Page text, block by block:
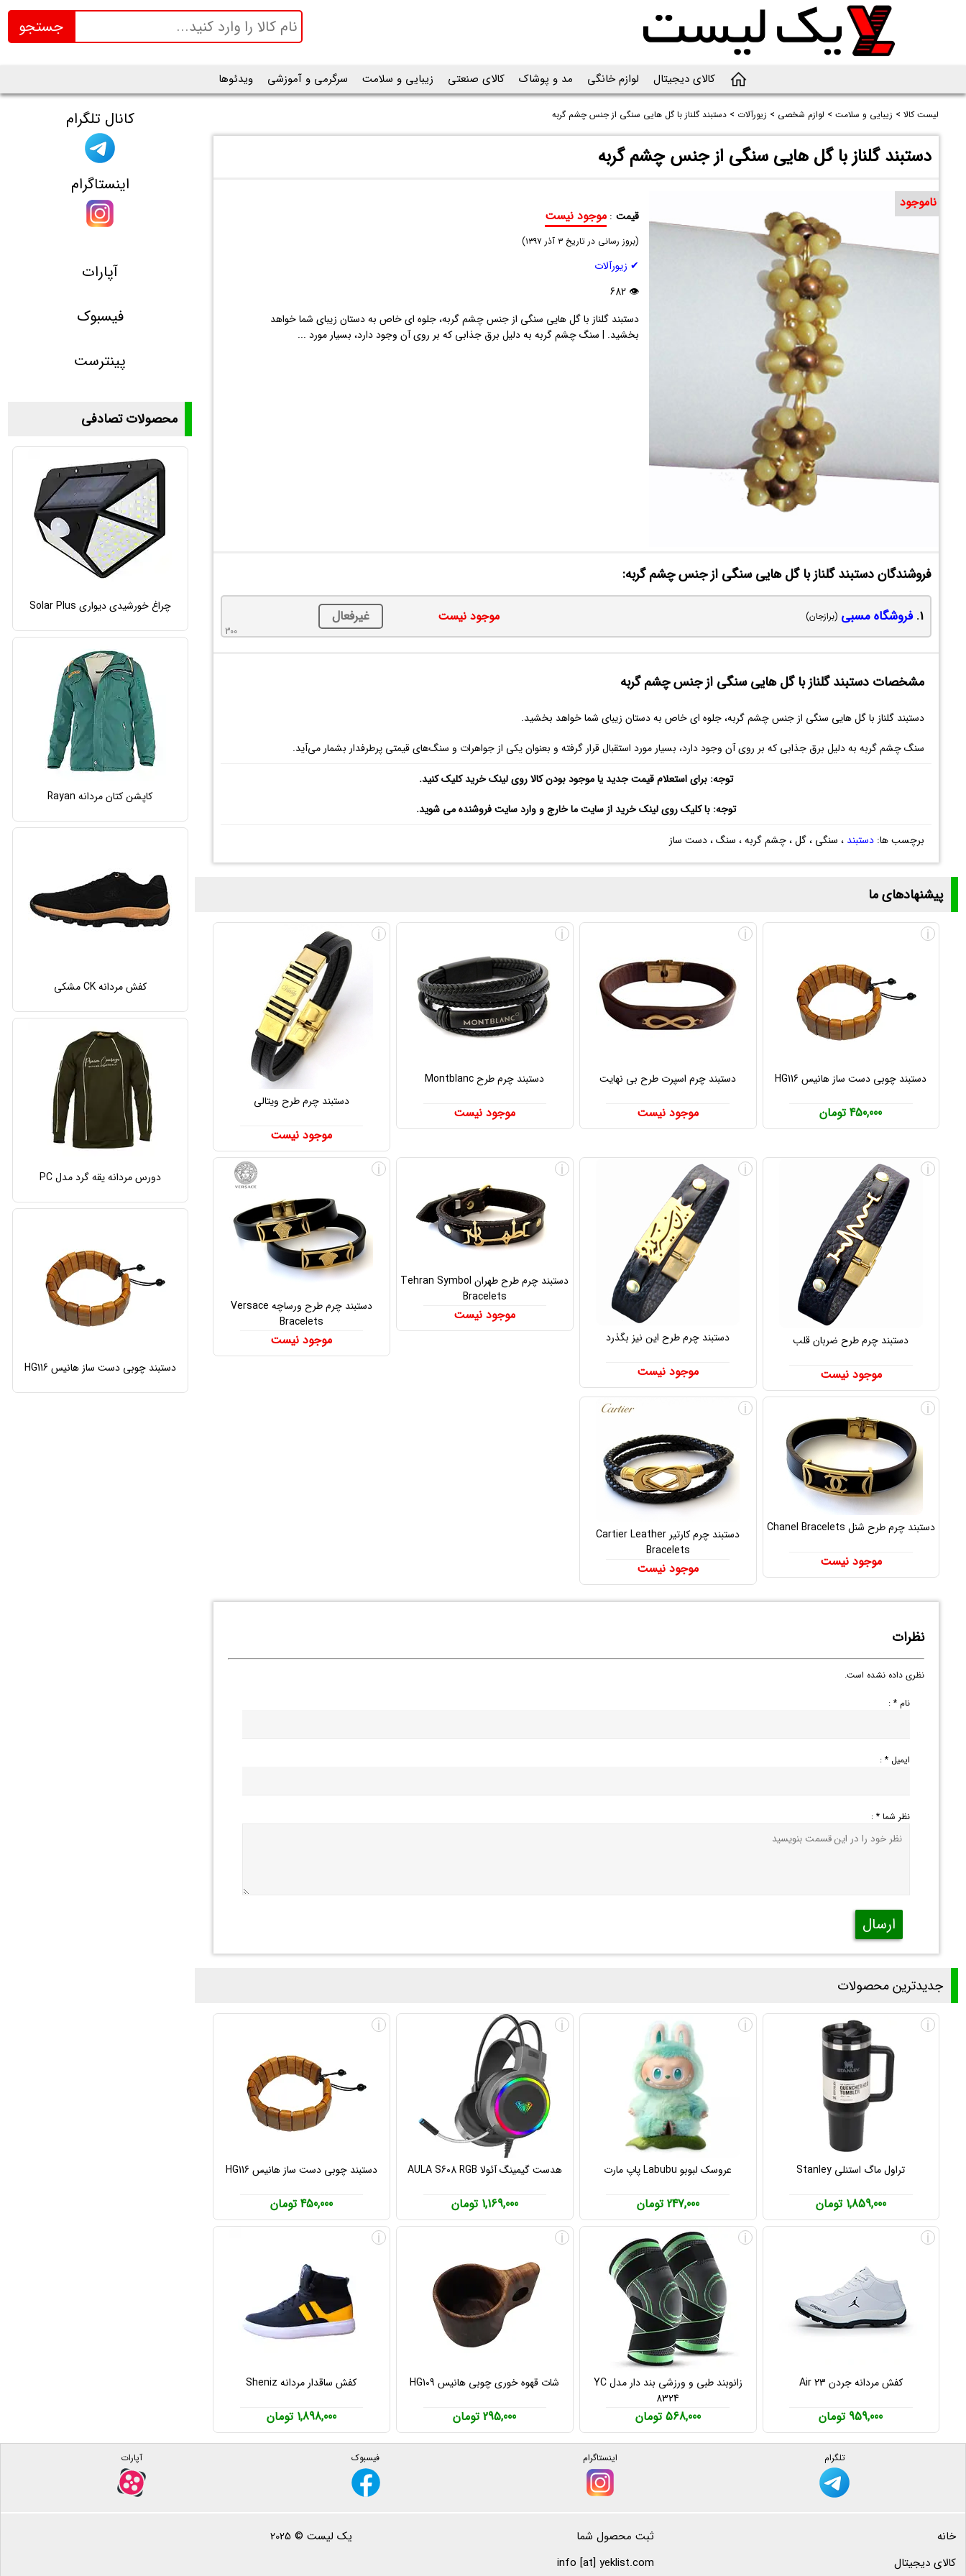
جستجو
کالای دیجیتال لوازم خانگی مد و پوشاک کالای صنعتی زیبایی و سلامت سرگرمی و آموزشی ویدئوها
لیست کالا > زیبایی و سلامت > لوازم شخصی > زیورآلات > دستبند گلناز با گل هایی سنگی از جنس چشم گربه
دستبند گلناز با گل هایی سنگی از جنس چشم گربه
ناموجود
قیمت
دستبند
گلناز
با
گل
هایی
از
جنس
: موجود نیست
(بروز رسانی در تاریخ۳ آذر ۱۳۹۷ )
✔ زیورآلات
👁 682
دستبند گلناز با گل هایی سنگی از جنس چشم گربه، جلوه ای خاص به دستان زیبای شما خواهد
بخشید. | سنگ چشم گربه به دلیل برق جذابی که بر روی آن وجود دارد، بسیار مورد ...
فروشندگان دستبند گلناز با گل هایی سنگی از جنس چشم گربه:
1. فروشگاه مسبی (برازجان) موجود نیست غیرفعال
300
مشخصات دستبند گلناز با گل هایی سنگی از جنس چشم گربه
دستبند گلناز با گل هایی سنگی از جنس چشم گربه، جلوه ای خاص به دستان زیبای شما خواهد بخشید.
سنگ چشم گربه به دلیل برق جذابی که بر روی آن وجود دارد، بسیار مورد استقبال قرار گرفته و بعنوان یکی از جواهرات و سنگ‌های قیمتی پرطرفدار بشمار می‌آید.
توجه: برای استعلام قیمت جدید یا موجود بودن کالا روی لینک خرید کلیک کنید.
توجه: با کلیک روی لینک خرید از سایت ما خارج و وارد سایت فروشنده می شوید.
برچسب ها:دستبند ، سنگی ، گل ، چشم گربه ، سنگ ، دست ساز
پیشنهادهای ما
دستبند چوبی دست ساز هانیس HG116
450,000 تومان
i
دستبند چرم اسپرت طرح بی نهایت
موجود نیست
i
دستبند چرم طرح Montblanc
موجود نیست
i
دستبند چرم طرح ویتالی
موجود نیست
i
دستبند چرم طرح ضربان قلب
موجود نیست
i
دستبند چرم طرح این نیز بگذرد
موجود نیست
i
دستبند چرم طرح طهران Tehran Symbol
Bracelets
موجود نیست
i
دستبند چرم طرح ورساچه Versace
Bracelets
موجود نیست
i
دستبند چرم طرح شنل Chanel Bracelets
موجود نیست
i
دستبند چرم کارتیر Cartier Leather
Bracelets
موجود نیست
i
نظرات
نظری داده نشده است.
نام * :
ایمیل * :
نظر شما * :
ارسال
جدیدترین محصولات
تراول ماگ استنلی Stanley
1,859,000 تومان
i
عروسک لبوبو Labubu پاپ مارت
247,000 تومان
i
هدست گیمینگ آئولا AULA S608 RGB
1,169,000 تومان
i
دستبند چوبی دست ساز هانیس HG116
450,000 تومان
i
کفش مردانه جردن Air 23
959,000 تومان
i
زانوبند طبی و ورزشی بند دار مدل YC
8324
568,000 تومان
i
شات قهوه خوری چوبی هانیس HG109
295,000 تومان
i
کفش ساقدار مردانه Sheniz
1,898,000 تومان
i
کانال تلگرام
اینستاگرام
آپارات
فیسبوک
پینترست
محصولات تصادفی
چراغ خورشیدی دیواری Solar Plus
کاپشن کتان مردانه Rayan
کفش مردانه CK مشکی
دورس مردانه یقه گرد مدل PC
دستبند چوبی دست ساز هانیس HG116
تلگرام اینستاگرام فیسبوک آپارات
خانه
کالای دیجیتال
ثبت محصول شما
info [at] yeklist.com
یک لیست © 2025